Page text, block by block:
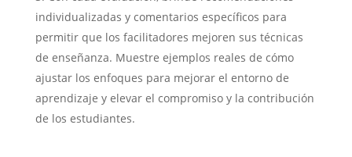
individualizadas y comentarios específicos para
permitir que los facilitadores mejoren sus técnicas
de enseñanza. Muestre ejemplos reales de cómo
ajustar los enfoques para mejorar el entorno de
aprendizaje y elevar el compromiso y la contribución
de los estudiantes.